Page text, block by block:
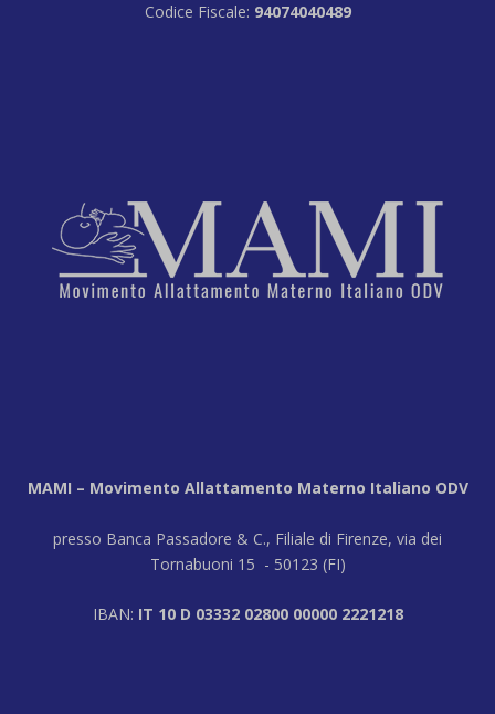
Codice Fiscale: 94074040489
MAMI – Movimento Allattamento Materno Italiano ODV
presso Banca Passadore & C., Filiale di Firenze, via dei
Tornabuoni 15 - 50123 (FI)
IBAN: IT 10 D 03332 02800 00000 2221218